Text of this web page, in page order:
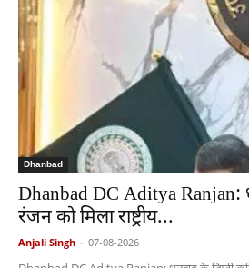
Dhanbad
Dhanbad DC Aditya Ranjan:
रंजन को मिला राष्ट्रीय...
Anjali Singh - 07-08-2026